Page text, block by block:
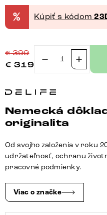
% Kúpiť s kódom
€399
€ 319
množstvo
jedálenská
Heira-
Flex
opierkami
zmiešané
tmavobéžová
krížová
Nemecká
originalita
Od svojho založenia v roku
udržateľnosť, ochranu
pracovné podmienky.
Viac o značke